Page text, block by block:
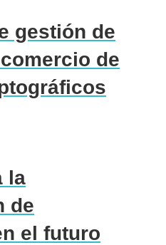
gestión de
de
la
de
el futuro